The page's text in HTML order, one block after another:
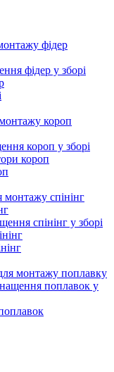
фідер
фідер у зборі
короп
короп у зборі
короп
монтажу спінінг
спінінг у зборі
монтажу поплавку
поплавок у